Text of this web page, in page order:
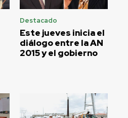
Destacado
Este jueves inicia el
diálogo entre la AN
2015 y el gobierno